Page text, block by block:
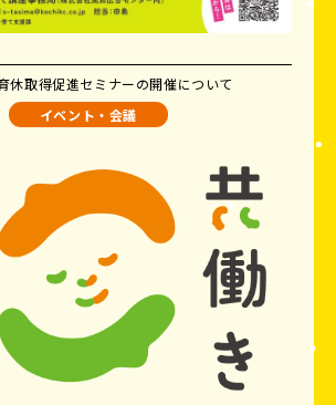
休取得促進セミナーの開催について
イベント・会議